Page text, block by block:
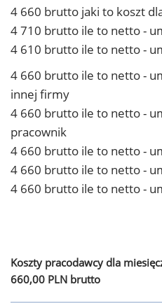
4 660 brutto jaki to koszt
4 710 brutto ile to netto -
4 610 brutto ile to netto -
4 660 brutto ile to netto -
innej firmy
4 660 brutto ile to netto -
pracownik
4 660 brutto ile to netto -
4 660 brutto ile to netto -
4 660 brutto ile to netto -
Koszty pracodawcy dla
660,00 PLN brutto